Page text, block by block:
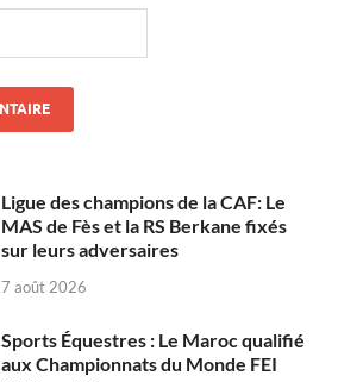
Ligue des champions de la CAF: Le
MAS de Fès et la RS Berkane fixés
sur leurs adversaires
7 août 2026
Sports Équestres : Le Maroc qualifié
aux Championnats du Monde FEI